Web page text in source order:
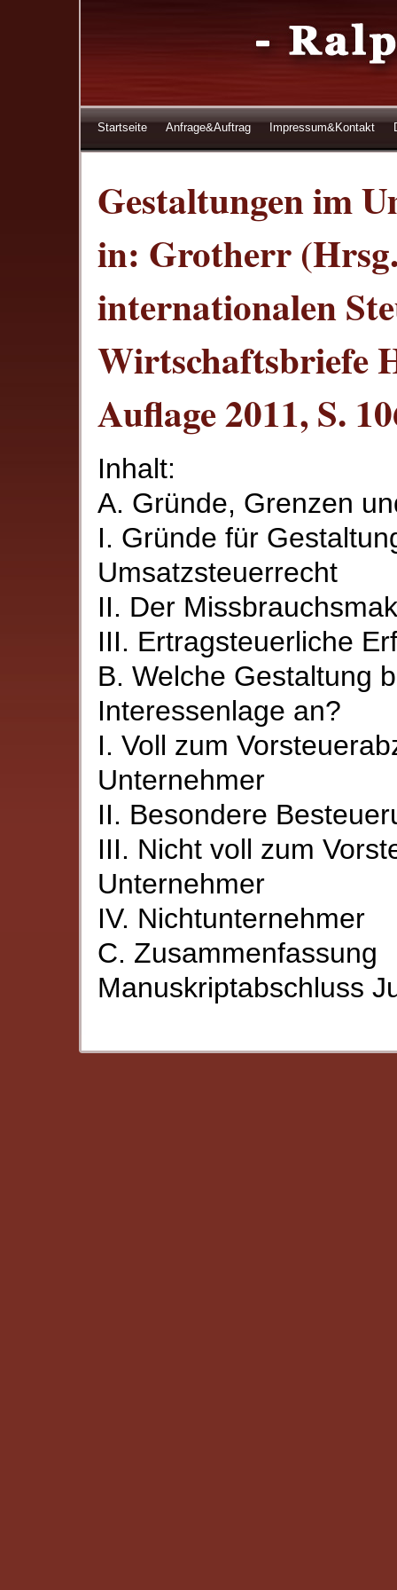
Startseite Anfrage&Auftrag Impressum&Kontakt
Gestaltungen im
in: Grotherr
internationalen
Wirtschaftsbriefe
Auflage 2011, S.
Inhalt:
A. Gründe, Grenzen
I. Gründe für
Umsatzsteuerrecht
II. Der
III. Ertragsteuerliche
B. Welche Gestaltung
Interessenlage an?
I. Voll zum
Unternehmer
II. Besondere
III. Nicht voll zum
Unternehmer
IV. Nichtunternehmer
C. Zusammenfassung
Manuskriptabschluss